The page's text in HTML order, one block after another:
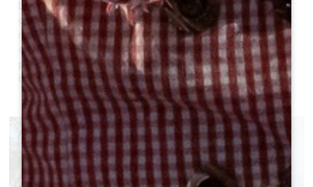
La balade s’effeuille ainsi en pleine nature, sur des
chemins de terre pour une majeure partie et un peu de
route peu fréquentée, avec quelques jardins potagers
en terrasse jusqu’au pied du pont Eiffel de Castillon, on
peut prolonger le plaisir en suivant les quais. Un vrai
bonheur.